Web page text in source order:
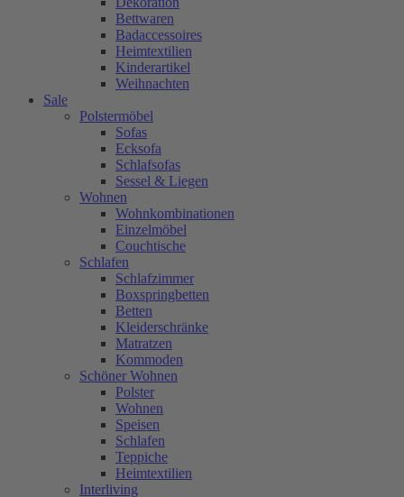
Bettwaren
Badaccessoires
Heimtextilien
Kinderartikel
Weihnachten
Sale
Polstermöbel
Sofas
Ecksofa
Schlafsofas
Sessel & Liegen
Wohnen
Wohnkombinationen
Einzelmöbel
Couchtische
Schlafen
Schlafzimmer
Boxspringbetten
Betten
Kleiderschränke
Matratzen
Kommoden
Schöner Wohnen
Polster
Wohnen
Speisen
Schlafen
Teppiche
Heimtextilien
Interliving